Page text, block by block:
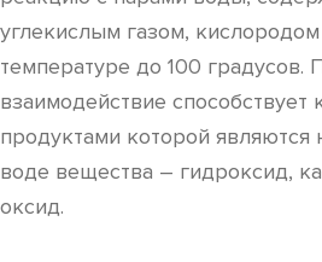
углекислым газом,
температуре до 100 градусов.
взаимодействие способствует
продуктами которой
воде вещества – гидроксид,
оксид.